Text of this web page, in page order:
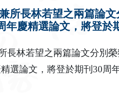
所長林若望之兩篇論
年慶精選論文，將登於
長林若望之兩篇論文分別榮
選論文，將登於期刊30周